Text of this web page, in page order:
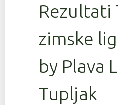
Rezultati
zimske
by Plava
Tupljak